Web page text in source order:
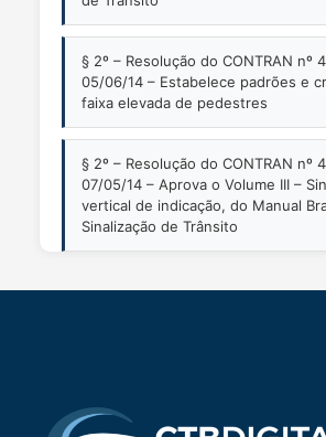
§ 2º – Resolução do CONTRAN nº
05/06/14 – Estabelece padrões e
faixa elevada de pedestres
§ 2º – Resolução do CONTRAN nº
07/05/14 – Aprova o Volume III –
vertical de indicação, do Manual
Sinalização de Trânsito